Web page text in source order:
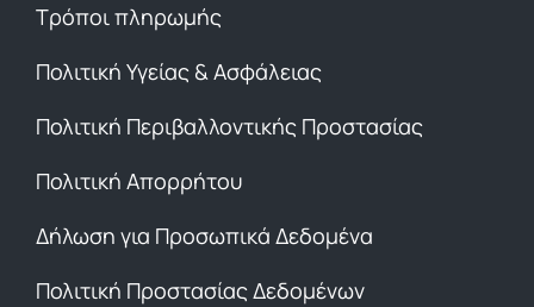
Τρόποι πληρωμής
Πολιτική Υγείας & Ασφάλειας
Πολιτική Περιβαλλοντικής Προστασίας
Πολιτική Απορρήτου
Δήλωση για Προσωπικά Δεδομένα
Πολιτική Προστασίας Δεδομένων